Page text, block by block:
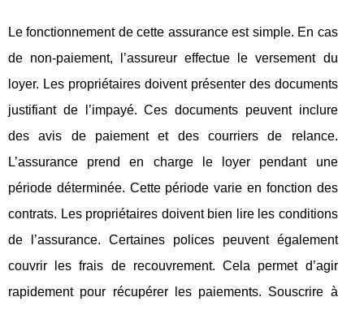
Le fonctionnement de cette assurance est simple. En cas
de non-paiement, l’assureur effectue le versement du
loyer. Les propriétaires doivent présenter des documents
justifiant de l’impayé. Ces documents peuvent inclure
des avis de paiement et des courriers de relance.
L’assurance prend en charge le loyer pendant une
période déterminée. Cette période varie en fonction des
contrats. Les propriétaires doivent bien lire les conditions
de l’assurance. Certaines polices peuvent également
couvrir les frais de recouvrement. Cela permet d’agir
rapidement pour récupérer les paiements. Souscrire à